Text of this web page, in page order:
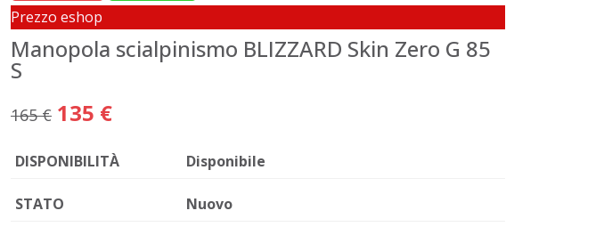
Prezzo eshop
Manopola scialpinismo BLIZZARD Skin Zero G 85
S
165 € 135 €
DISPONIBILITÀ Disponibile
STATO Nuovo